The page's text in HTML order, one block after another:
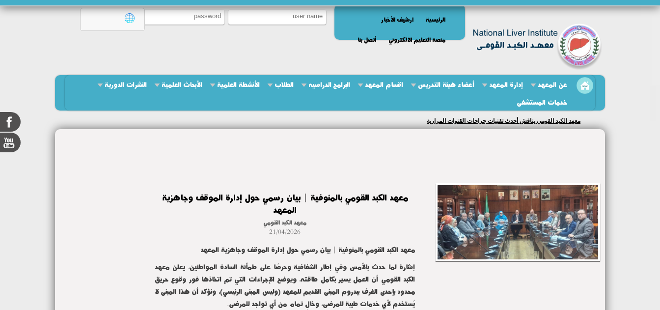
الرئيسية
ارشيف الأخبار
منصة التعليم الالكتروني
أتصل بنا
عن المعهد إدارة المعهد أعضاء هيئة التدريس اقسام المعهد البرامج الدراسيه الطلاب الأنشطة العلمية الأبحاث العلمية
النشرات الدورية
خدمات المستشفى
معهد الكبد القومي يناقش أحدث تقنيات جراحات القنوات المرارية
معهد الكبد القومي بالمنوفية | بيان رسمي حول إدارة الموقف وجاهزية
المعهد
معهد الكبد القومي
21/04/2026
معهد الكبد القومي بالمنوفية | بيان رسمي حول إدارة الموقف وجاهزية المعهد
إشارة لما حدث بالأمس وفي إطار الشفافية وحرصًا على طمأنة السادة المواطنين، يعلن معهد
الكبد القومي أن العمل يسير بكامل طاقته، ويوضح الإجراءات التي تم اتخاذها فور وقوع حريق
محدود بإحدى الغرف ببدروم المبنى القديم للمعهد (وليس المبنى الرئيسي)، ونؤكد أن هذا المبنى لا
يُستخدم لأي خدمات طبية للمرضى، وخالٍ تماماً من أي تواجد للمرضى.